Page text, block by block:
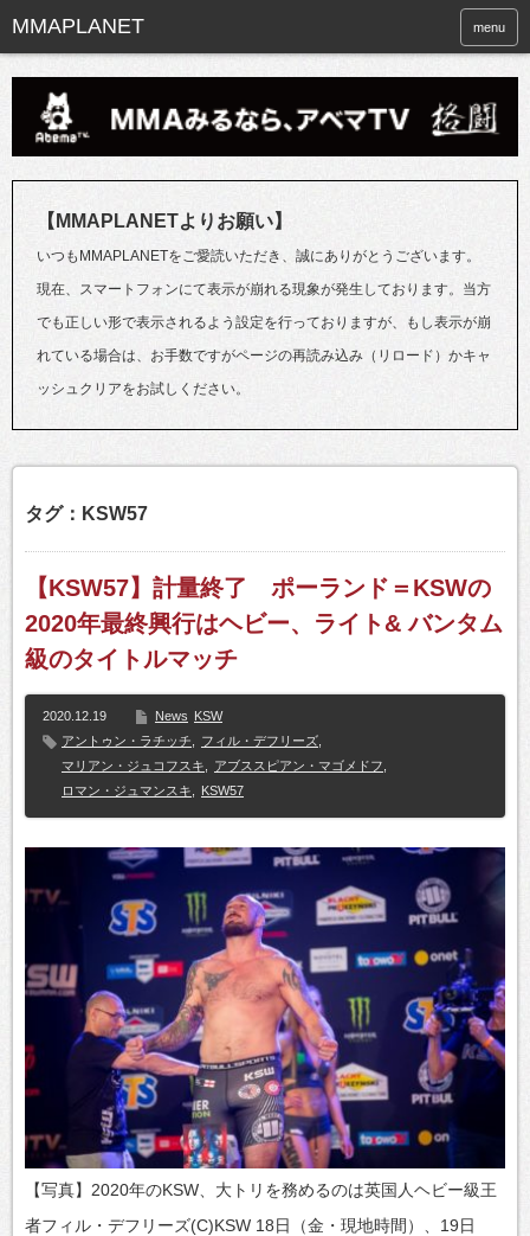
menu
【MMAPLANETよりお願い】
いつもMMAPLANETをご愛読いただき、誠にありがとうございます。
現在、スマートフォンにて表示が崩れる現象が発生しております。当方
でも正しい形で表示されるよう設定を行っておりますが、もし表示が崩
れている場合は、お手数ですがページの再読み込み（リロード）かキャ
ッシュクリアをお試しください。
タグ：KSW57
【KSW57】計量終了 ポーランド＝KSWの
2020年最終興行はヘビー、ライト& バンタム
級のタイトルマッチ
2020.12.19 News KSW
アントゥン・ラチッチ
フィル・デフリーズ
マリアン・ジュコフスキ
アブススピアン・マゴメドフ
ロマン・ジュマンスキ
KSW57
【写真】2020年のKSW、大トリを務めるのは英国人ヘビー級王
者フィル・デフリーズ(C)KSW 18日（金・現地時間）、19日